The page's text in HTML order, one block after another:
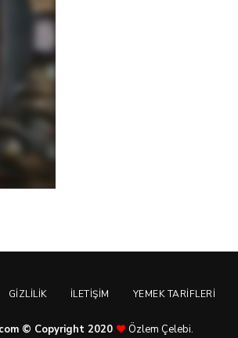
GIZLILIK İLETIŞIM YEMEK TARIFLERI
© Copyright 2020 Özlem Çelebi.